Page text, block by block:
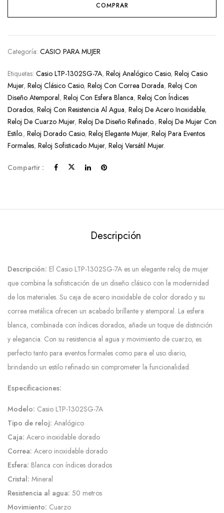
COMPRAR
Categoría: CASIO PARA MUJER
Etiquetas: Casio LTP-1302SG-7A, Reloj Analógico Casio, Reloj Casio
Mujer, Reloj Clásico Casio, Reloj Con Correa Dorada, Reloj Con
Diseño Atemporal, Reloj Con Esfera Blanca, Reloj Con Índices
Dorados, Reloj Con Resistencia Al Agua, Reloj De Acero Inoxidable,
Reloj De Cuarzo Mujer, Reloj De Diseño Refinado., Reloj De Mujer Con
Estilo., Reloj Dorado Casio, Reloj Elegante Mujer, Reloj Para Eventos
Formales, Reloj Sofisticado Mujer, Reloj Versátil Mujer.
Compartir :
Descripción
Descripción: El Casio LTP-1302SG-7A es un elegante reloj de mujer
que combina la sofisticación de un diseño clásico con la modernidad
de los materiales. Su caja de acero inoxidable de color dorado y su
correa metálica ofrecen un acabado brillante y atemporal. La esfera
blanca, combinada con índices dorados, añade un toque de distinción
y elegancia. Con su resistencia al agua y movimiento de cuarzo, es
perfecto tanto para eventos formales como para el uso diario,
brindando un estilo refinado sin comprometer la funcionalidad.
Especificaciones:
Modelo: Casio LTP-1302SG-7A
Tipo de reloj: Analógico
Caja: Acero inoxidable dorado
Correa: Acero inoxidable dorado
Esfera: Blanca con índices dorados
Cristal: Mineral
Resistencia al agua: 50 metros
Movimiento: Cuarzo